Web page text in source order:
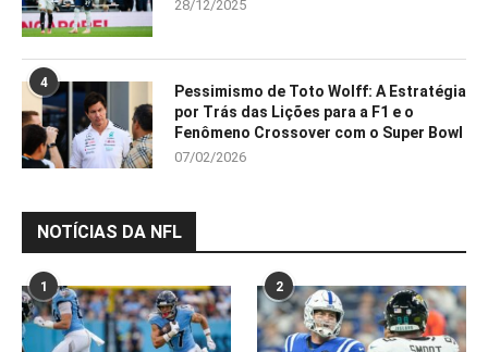
28/12/2025
4
Pessimismo de Toto Wolff: A Estratégia
por Trás das Lições para a F1 e o
Fenômeno Crossover com o Super Bowl
07/02/2026
NOTÍCIAS DA NFL
1 2